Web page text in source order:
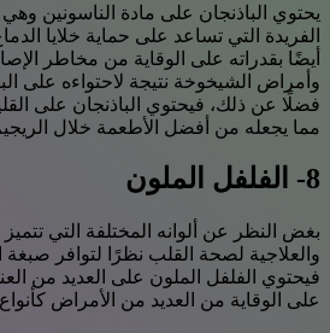
يحتوي الباذنجان على مادة الناسونين
الفريدة التي تساعد على حماية خلايا
أيضًا بقدراته على الوقاية من مخاطر
وأمراض الشيخوخة نتيجة لاحتواءه على
فضلًا عن ذلك، فيحتوي الباذنجان على
مما يجعله من أفضل الأطعمة خلال
8- الفلفل الملون
بغض النظر عن ألوانه المختلفة التي
والعلاجية لصحة القلب نظرًا لتوافر صبغة
فيحتوي الفلفل الملون على العديد من
على الوقاية من العديد من الأمراض